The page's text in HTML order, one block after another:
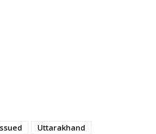
Uttarakhand